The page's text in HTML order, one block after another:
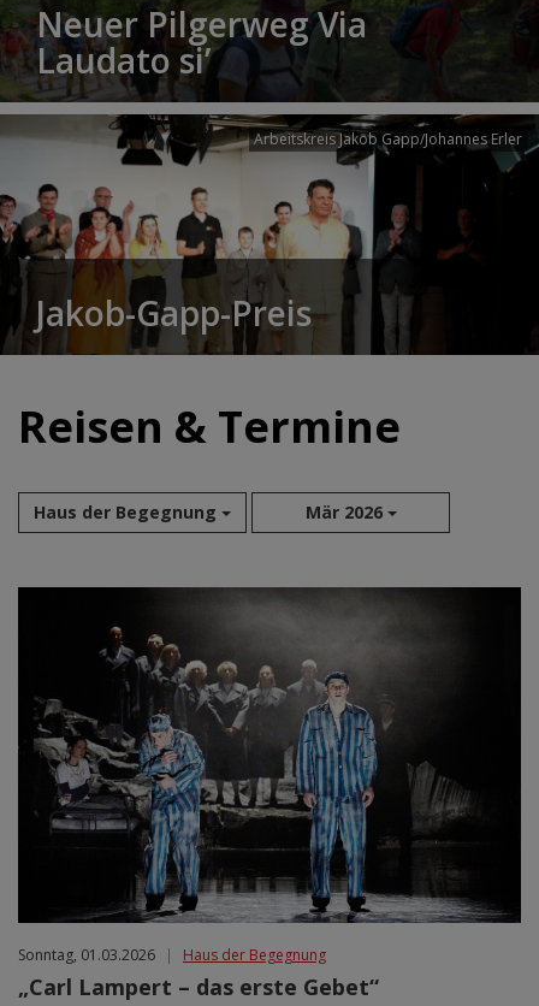
Neuer Pilgerweg Via
Laudato si’
Arbeitskreis Jakob Gapp/Johannes Erler
Jakob-Gapp-Preis
Reisen & Termine
Haus der Begegnung Mär 2026
Aug 2026
Okt 2026
Nov 2026
Dez 2026
Jan 2027
Feb 2027
Mär 2027
Apr 2027
Mai 2027
Jun 2027
Sonntag, 01.03.2026 | Haus der Begegnung
„Carl Lampert – das erste Gebet“